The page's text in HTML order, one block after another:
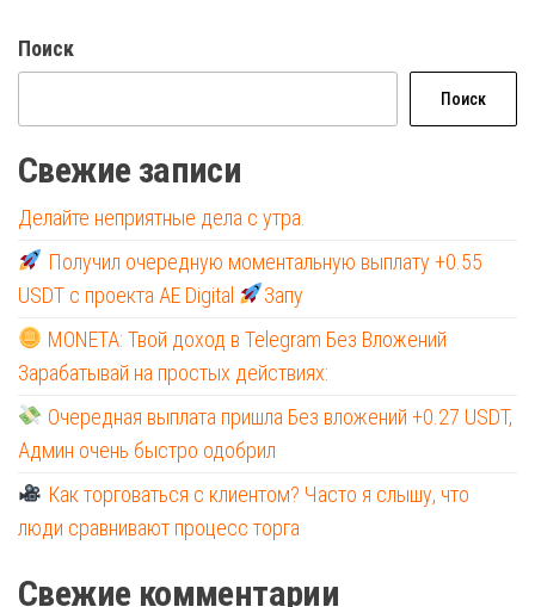
Поиск
Поиск
Свежие записи
Делайте неприятные дела с утра.
Получил очередную моментальную выплату +0.55
USDT с проекта AE Digital
Запу
MONETA: Твой доход в Telegram Без Вложений
Зарабатывай на простых действиях:
Очередная выплата пришла Без вложений +0.27 USDT,
Админ очень быстро одобрил
Как торговаться с клиентом? Часто я слышу, что
люди сравнивают процесс торга
Свежие комментарии